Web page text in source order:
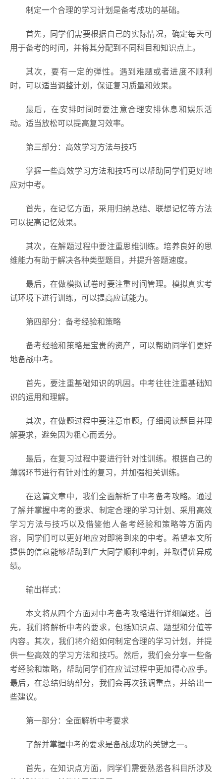
制定一个合理的学习计划是备考成功的基础。
首先，同学们需要根据自己的实际情况，确定每天可
用于备考的时间，并将其分配到不同科目和知识点上。
其次，要有一定的弹性。遇到难题或者进度不顺利
时，可以适当调整计划，保证复习质量和效果。
最后，在安排时间时要注意合理安排休息和娱乐活
动。适当放松可以提高复习效率。
第三部分：高效学习方法与技巧
掌握一些高效学习方法和技巧可以帮助同学们更好地
应对中考。
首先，在记忆方面，采用归纳总结、联想记忆等方法
可以提高记忆效果。
其次，在解题过程中要注重思维训练。培养良好的思
维能力有助于解决各种类型题目，并提升答题速度。
最后，在做模拟试卷时要注重时间管理。模拟真实考
试环境下进行训练，可以提高应试能力。
第四部分：备考经验和策略
备考经验和策略是宝贵的资产，可以帮助同学们更好
地备战中考。
首先，要注重基础知识的巩固。中考往往注重基础知
识的运用和理解。
其次，在做题过程中要注意审题。仔细阅读题目并理
解要求，避免因为粗心而丢分。
最后，在复习过程中要进行针对性训练。根据自己的
薄弱环节进行有针对性的复习，并加强相关训练。
在这篇文章中，我们全面解析了中考备考攻略。通过
了解并掌握中考的要求、制定合理的学习计划、采用高效
学习方法与技巧以及借鉴他人备考经验和策略等方面内
容，同学们可以更好地应对即将到来的中考。希望本文所
提供的信息能够帮助到广大同学顺利冲刺，并取得优异成
绩。
输出样式：
本文将从四个方面对中考备考攻略进行详细阐述。首
先，我们将解析中考的要求，包括知识点、题型和分值等
内容。其次，我们将介绍如何制定合理的学习计划，并提
供一些高效的学习方法和技巧。然后，我们会分享一些备
考经验和策略，帮助同学们在应试过程中更加得心应手。
最后，在总结归纳部分，我们会再次强调重点，并给出一
些建议。
第一部分：全面解析中考要求
了解并掌握中考的要求是备战成功的关键之一。
首先，在知识点方面，同学们需要熟悉各科目所涉及